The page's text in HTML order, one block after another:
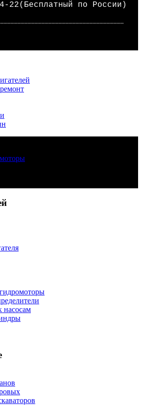
22(Бесплатный по России)
насосам